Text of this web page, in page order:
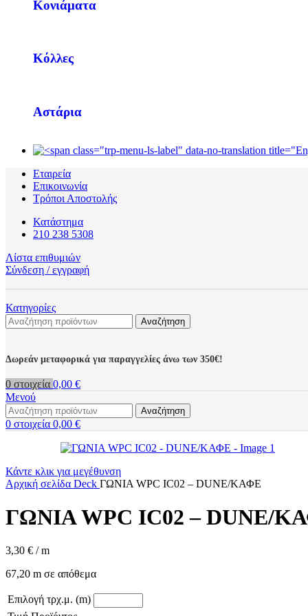
Κονιάματα
Κόλλες
Αστάρια
Εταιρεία
Επικοινωνία
Τρόποι Αποστολής
Κατάστημα
210 238 5308
Λίστα επιθυμιών
Σύνδεση / εγγραφή
Κατηγορίες
Αναζήτηση
Δωρεάν μεταφορικά για παραγγελίες άνω των 350€!
0 στοιχεία 0,00 €
Μενού
Αναζήτηση
0 στοιχεία 0,00 €
Κάντε κλικ για μεγέθυνση
Αρχική σελίδα Deck ΓΩΝΙΑ WPC IC02 – DUNE/ΚΑΦΕ
ΓΩΝΙΑ WPC IC02 – DUNE/
3,30 € / m
67,20 m σε απόθεμα
Επιλογή τρχ.μ. (m)